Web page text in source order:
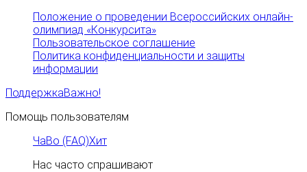
Положение о проведении Всероссийских онлайн-
олимпиад «Конкурсита»
Пользовательское соглашение
Политика конфиденциальности и защиты
информации
ПоддержкаВажно!
Помощь пользователям
ЧаВо (FAQ)Хит
Нас часто спрашивают